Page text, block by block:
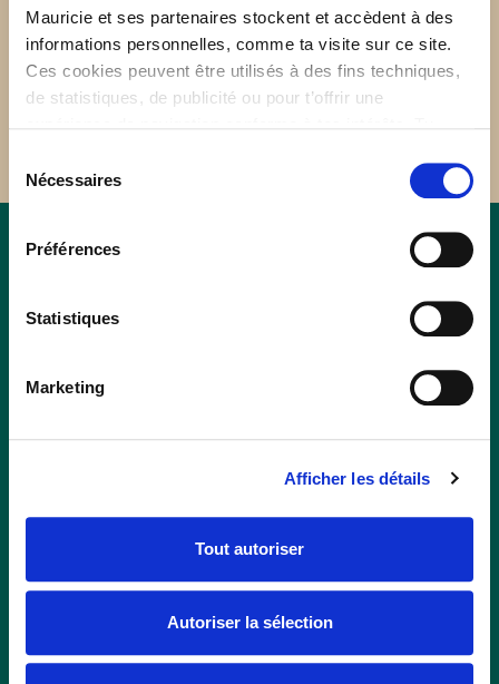
Mauricie et ses partenaires stockent et accèdent à des
informations personnelles, comme ta visite sur ce site.
Ces cookies peuvent être utilisés à des fins techniques,
de statistiques, de publicité ou pour t’offrir une
de Politique de confidentialité.
Nécessaires
Préférences
Statistiques
Marketing
Afficher les détails
Tout autoriser
Autoriser la sélection
Autres attraits à
En quête d’une activité, d’un restaurant ou d’un
hébergement pour compléter ton séjour? Jette un
œil aux autres attraits dans les alentours! Ajoute-les
ensuite à ta liste de favoris en cliquant sur le ❤️.
Filtrer par ville ou MRC